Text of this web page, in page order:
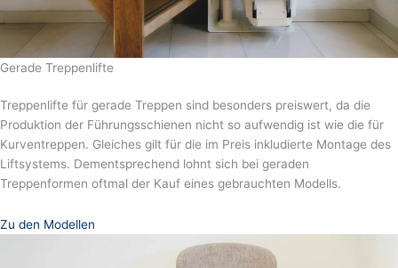
Gerade Treppenlifte
Treppenlifte für gerade Treppen sind besonders preiswert, da die
Produktion der Führungsschienen nicht so aufwendig ist wie die für
Kurventreppen. Gleiches gilt für die im Preis inkludierte Montage des
Liftsystems. Dementsprechend lohnt sich bei geraden
Treppenformen oftmal der Kauf eines gebrauchten Modells.
Zu den Modellen